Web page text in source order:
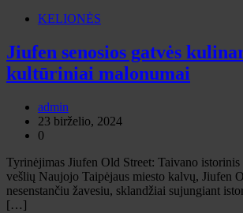
KELIONĖS
Jiufen senosios gatvės
kultūriniai malonumai
admin
23 birželio, 2024
0
Tyrinėjimas Jiufen Old Street: Taivano istorinis
vešlių Naujojo Taipėjaus miesto kalvų, Jiufen
nesenstančiu žavesiu, sklandžiai sujungiant
[…]